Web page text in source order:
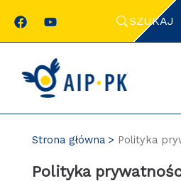
SZUKAJ
Strona główna Polityka
Polityka